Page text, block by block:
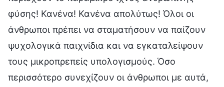
φύσης! Κανένα! Κανένα απολύτως! Όλοι οι
άνθρωποι πρέπει να σταματήσουν να παίζουν
ψυχολογικά παιχνίδια και να εγκαταλείψουν
τους μικροπρεπείς υπολογισμούς. Όσο
περισσότερο συνεχίζουν οι άνθρωποι με αυτά,